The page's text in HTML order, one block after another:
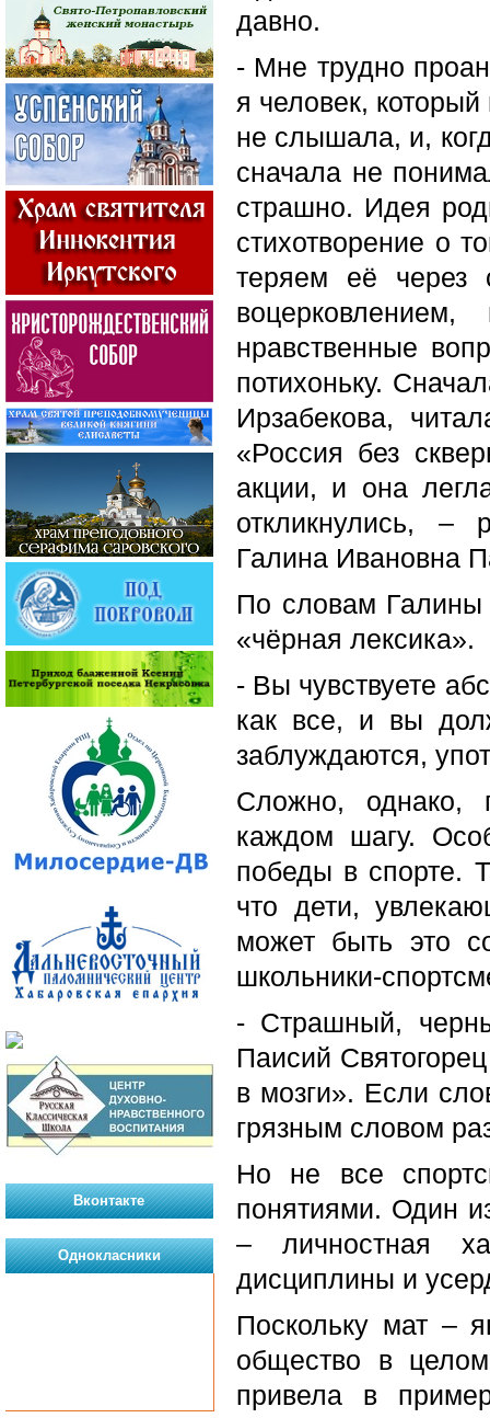
давно.
- Мне трудно
я человек,
не слышала, и,
сначала не
страшно. Идея
стихотворение о
теряем её через
нравственные
потихоньку.
Ирзабекова,
«Россия без
акции, и она
откликнулись, –
Галина Ивановна
По словам Галины
«чёрная лексика».
- Вы чувствуете
как все, и вы
заблуждаются,
Сложно, однако,
каждом шагу.
победы в спорте.
что дети,
может быть это
школьники-
- Страшный,
Паисий
в мозги». Если
грязным словом
Но не все
понятиями. Один
– личностная
дисциплины и
Поскольку мат –
общество в
привела в
Вконтакте
Однокласники